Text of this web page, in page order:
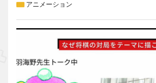
アニメーション